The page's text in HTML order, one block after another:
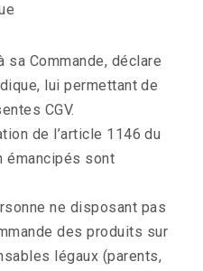
sa Commande, déclare
lui permettant de
CGV.
de l’article 1146 du
émancipés sont
ne disposant pas
des produits sur
légaux (parents,